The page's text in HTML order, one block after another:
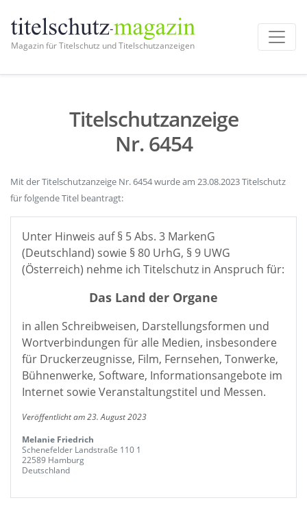
Magazin für Titelschutz und Titelschutzanzeigen
Titelschutzanzeige
Nr. 6454
Mit der Titelschutzanzeige Nr. 6454 wurde am 23.08.2023 Titelschutz
für folgende Titel beantragt:
Unter Hinweis auf § 5 Abs. 3 MarkenG
(Deutschland) sowie § 80 UrhG, § 9 UWG
(Österreich) nehme ich Titelschutz in Anspruch für:
Das Land der Organe
in allen Schreibweisen, Darstellungsformen und
Wortverbindungen für alle Medien, insbesondere
für Druckerzeugnisse, Film, Fernsehen, Tonwerke,
Bühnenwerke, Software, Informationsangebote im
Internet sowie Veranstaltungstitel und Messen.
Veröffentlicht am 23. August 2023
Melanie Friedrich
Schenefelder Landstraße 110 1
22589 Hamburg
Deutschland